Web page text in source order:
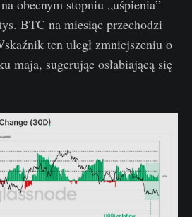
obecnym stopniu „uśpienia”
BTC na miesiąc przechodzi
ten uległ zmniejszeniu o
maja, sugerując osłabiającą się